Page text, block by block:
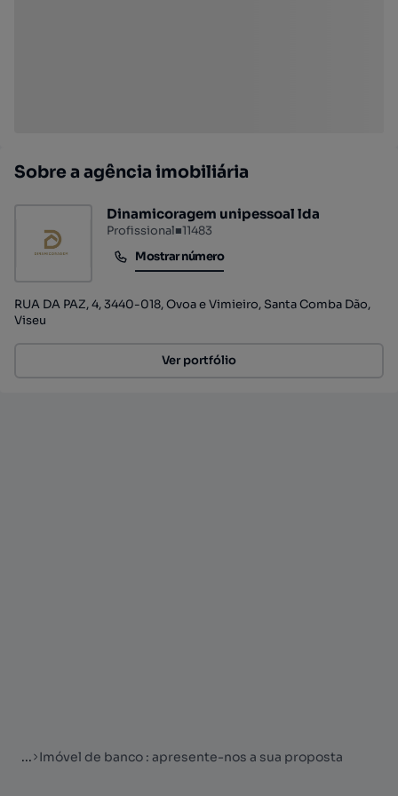
Sobre a agência imobiliária
Dinamicoragem unipessoal lda
Profissional■11483
Mostrar número
Mostrar número
RUA DA PAZ, 4, 3440-018, Ovoa e Vimieiro, Santa Comba Dão,
Viseu
Ver portfólio
... Imóvel de banco : apresente-nos a sua proposta